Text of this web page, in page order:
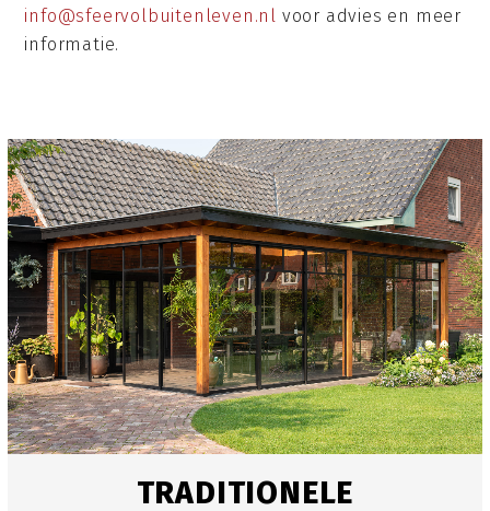
info@sfeervolbuitenleven.nl voor advies en meer
informatie.
TRADITIONELE